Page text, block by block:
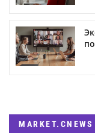
MARKET.CNEWS